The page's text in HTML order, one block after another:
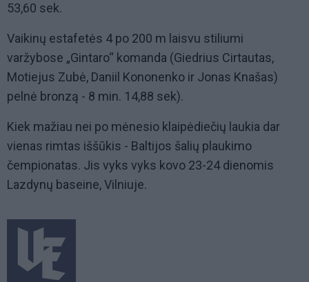
53,60 sek.
Vaikinų estafetės 4 po 200 m laisvu stiliumi
varžybose „Gintaro“ komanda (Giedrius Cirtautas,
Motiejus Zubė, Daniil Kononenko ir Jonas Knašas)
pelnė bronzą - 8 min. 14,88 sek).
Kiek mažiau nei po mėnesio klaipėdiečių laukia dar
vienas rimtas iššūkis - Baltijos šalių plaukimo
čempionatas. Jis vyks vyks kovo 23-24 dienomis
Lazdynų baseine, Vilniuje.